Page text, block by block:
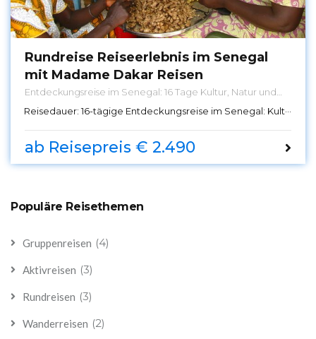
Rundreise Reiseerlebnis im Senegal
mit Madame Dakar Reisen
Entdeckungsreise im Senegal: 16 Tage Kultur, Natur und
Rundreise mit Madame Dakar Reisen, die Sie tief in die
Reisedauer: 16-tägige Entdeckungsreise im Senegal: Kultur, Natur und Gastfreundschaft
ab Reisepreis € 2.490
Populäre Reisethemen
Gruppenreisen (4)
Aktivreisen (3)
Rundreisen (3)
Wanderreisen (2)